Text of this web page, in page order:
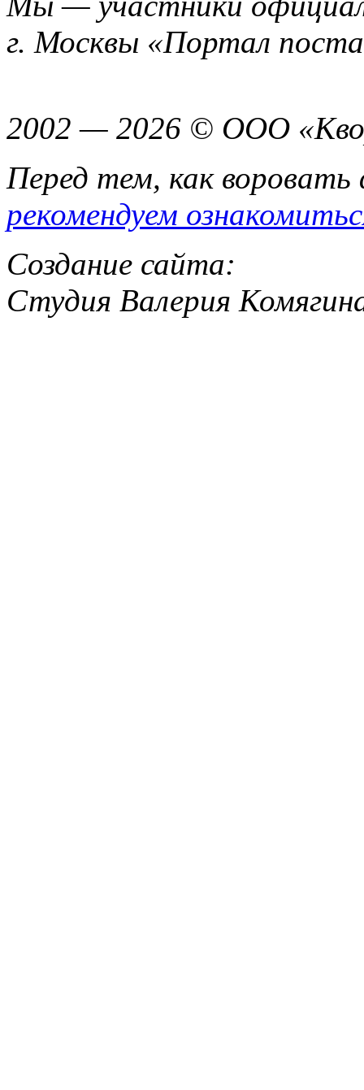
г. Москвы «Портал
2002 — 2026 © ООО
Перед тем, как
рекомендуем
Создание сайта:
Студия Валерия